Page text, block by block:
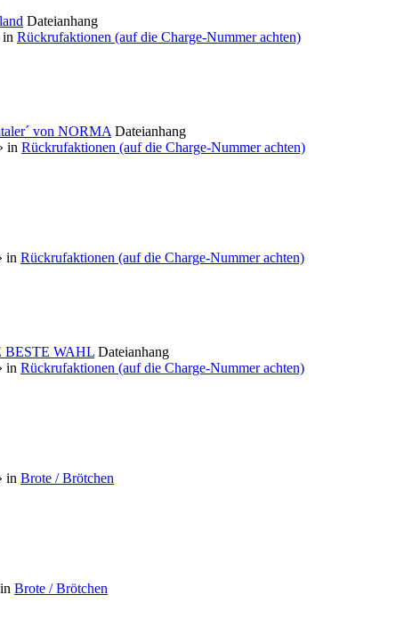
Dateianhang
in Rückrufaktionen (auf die Charge-Nummer achten)
von NORMA Dateianhang
in Rückrufaktionen (auf die Charge-Nummer achten)
in Rückrufaktionen (auf die Charge-Nummer achten)
BESTE WAHL Dateianhang
in Rückrufaktionen (auf die Charge-Nummer achten)
in Brote / Brötchen
Brote / Brötchen